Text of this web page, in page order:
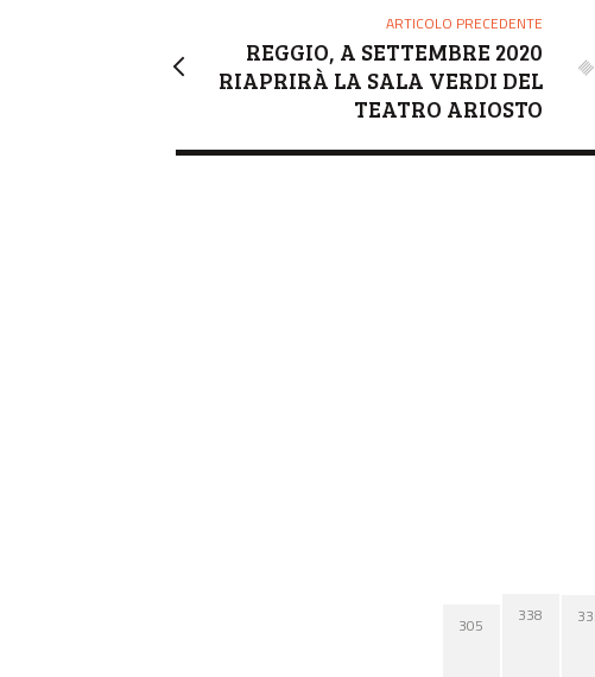
ARTICOLO PRECEDENTE
REGGIO, A SETTEMBRE 2020
RIAPRIRÀ LA SALA VERDI DEL
TEATRO ARIOSTO
305 338